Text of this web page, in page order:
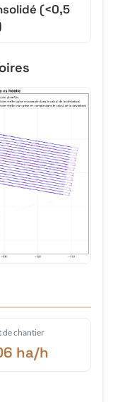
(<0,5
de chantier
ha/h